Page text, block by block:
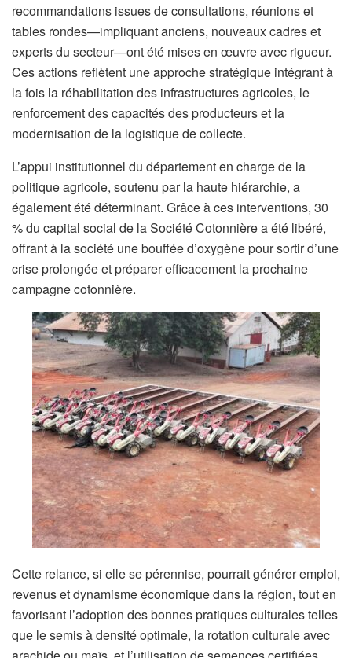
recommandations issues de consultations, réunions et
tables rondes—impliquant anciens, nouveaux cadres et
experts du secteur—ont été mises en œuvre avec rigueur.
Ces actions reflètent une approche stratégique intégrant à
la fois la réhabilitation des infrastructures agricoles, le
renforcement des capacités des producteurs et la
modernisation de la logistique de collecte.
L’appui institutionnel du département en charge de la
politique agricole, soutenu par la haute hiérarchie, a
également été déterminant. Grâce à ces interventions, 30
% du capital social de la Société Cotonnière a été libéré,
offrant à la société une bouffée d’oxygène pour sortir d’une
crise prolongée et préparer efficacement la prochaine
campagne cotonnière.
Cette relance, si elle se pérennise, pourrait générer emploi,
revenus et dynamisme économique dans la région, tout en
favorisant l’adoption des bonnes pratiques culturales telles
que le semis à densité optimale, la rotation culturale avec